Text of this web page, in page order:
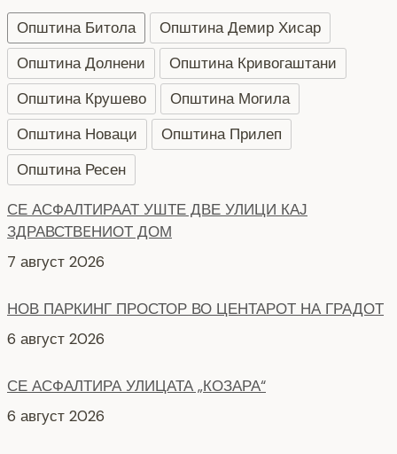
Општина Битола
Општина Демир Хисар
Општина Долнени
Општина Кривогаштани
Општина Крушево
Општина Могила
Општина Новаци
Општина Прилеп
Општина Ресен
НОВ ПАРКИНГ ПРОСТОР ВО ЦЕНТАРОТ НА ГРАДОТ
6 август 2026
6 август 2026
5 август 2026